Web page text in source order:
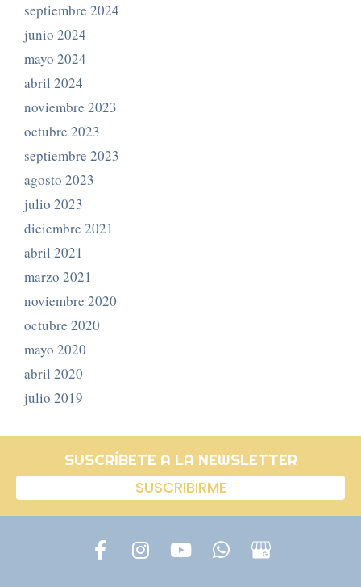
septiembre 2024
junio 2024
mayo 2024
abril 2024
noviembre 2023
octubre 2023
septiembre 2023
agosto 2023
julio 2023
diciembre 2021
abril 2021
marzo 2021
noviembre 2020
octubre 2020
mayo 2020
abril 2020
julio 2019
SUSCRÍBETE A LA NEWSLETTER
SUSCRIBIRME